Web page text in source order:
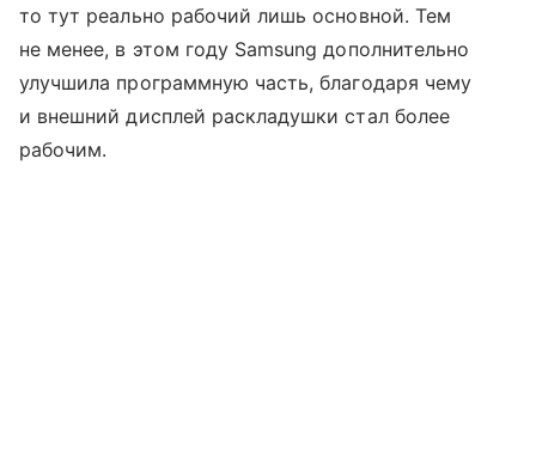
то тут реально рабочий лишь основной. Тем
не менее, в этом году Samsung дополнительно
улучшила программную часть, благодаря чему
и внешний дисплей раскладушки стал более
рабочим.